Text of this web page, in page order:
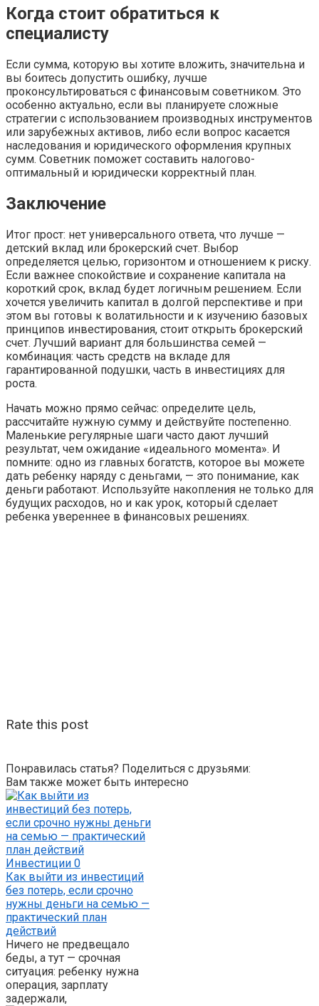
Когда стоит обратиться к
специалисту
Если сумма, которую вы хотите вложить, значительна и
вы боитесь допустить ошибку, лучше
проконсультироваться с финансовым советником. Это
особенно актуально, если вы планируете сложные
стратегии с использованием производных инструментов
или зарубежных активов, либо если вопрос касается
наследования и юридического оформления крупных
сумм. Советник поможет составить налогово-
оптимальный и юридически корректный план.
Заключение
Итог прост: нет универсального ответа, что лучше —
детский вклад или брокерский счет. Выбор
определяется целью, горизонтом и отношением к риску.
Если важнее спокойствие и сохранение капитала на
короткий срок, вклад будет логичным решением. Если
хочется увеличить капитал в долгой перспективе и при
этом вы готовы к волатильности и к изучению базовых
принципов инвестирования, стоит открыть брокерский
счет. Лучший вариант для большинства семей —
комбинация: часть средств на вкладе для
гарантированной подушки, часть в инвестициях для
роста.
Начать можно прямо сейчас: определите цель,
рассчитайте нужную сумму и действуйте постепенно.
Маленькие регулярные шаги часто дают лучший
результат, чем ожидание «идеального момента». И
помните: одно из главных богатств, которое вы можете
дать ребенку наряду с деньгами, — это понимание, как
деньги работают. Используйте накопления не только для
будущих расходов, но и как урок, который сделает
ребенка увереннее в финансовых решениях.
Rate this post
Понравилась статья? Поделиться с друзьями:
Вам также может быть интересно
Инвестиции 0
Как выйти из инвестиций
без потерь, если срочно
нужны деньги на семью —
практический план
действий
Ничего не предвещало
беды, а тут — срочная
ситуация: ребенку нужна
операция, зарплату
задержали,